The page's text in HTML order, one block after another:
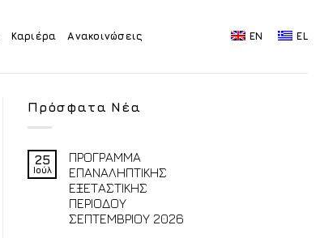
Καριέρα Ανακοινώσεις EN EL
Πρόσφατα Νέα
25
Ιούλ
ΠΡΟΓΡΑΜΜΑ
ΕΠΑΝΑΛΗΠΤΙΚΗΣ
ΕΞΕΤΑΣΤΙΚΗΣ
ΠΕΡΙΟΔΟΥ
ΣΕΠΤΕΜΒΡΙΟΥ 2026